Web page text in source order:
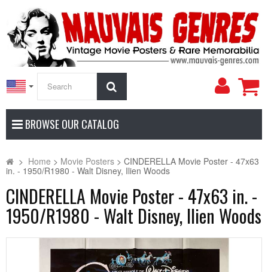
My
BROWSE OUR CATALOG
> Home > Movie Posters > CINDERELLA Movie Poster - 47x63
in. - 1950/R1980 - Walt Disney, Ilien Woods
CINDERELLA Movie Poster - 47x63 in. -
1950/R1980 - Walt Disney, Ilien Woods